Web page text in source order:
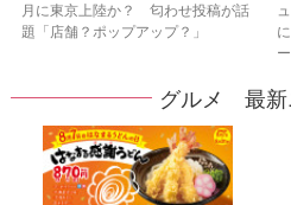
月に東京上陸か？ 匂わせ投稿が話
題「店舗？ポップアップ？」
グルメ 最新